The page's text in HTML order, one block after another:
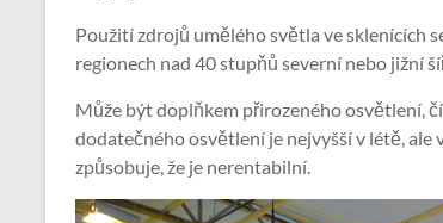
Použití zdrojů umělého světla ve sklenících
regionech nad 40 stupňů severní nebo jižní
Může být doplňkem přirozeného osvětlení,
dodatečného osvětlení je nejvyšší v létě,
způsobuje, že je nerentabilní.